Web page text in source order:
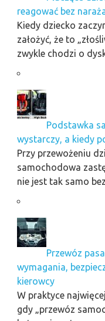
reagować bez
Kiedy dziecko
założyć, że to
zwykle chodzi o
Podstawka
wystarczy, a kiedy
Przy przewożeniu
samochodowa
nie jest tak samo
Przewóz
wymagania,
kierowcy
W praktyce
gdy „przewóz